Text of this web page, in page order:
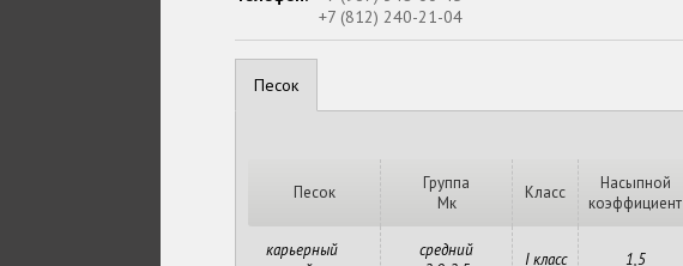
+7 (812) 240-21-04
Песок
Песок
Группа
Мк
Класс
Насыпной
коэффициент
карьерный
средний
I класс 1,5